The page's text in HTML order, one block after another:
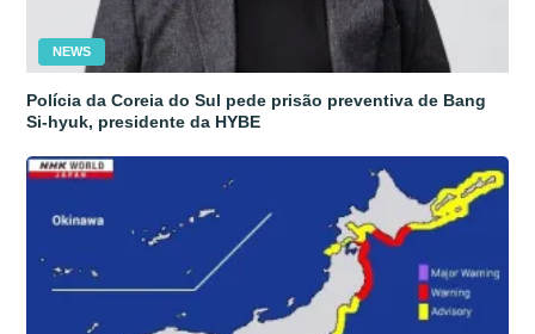
NEWS
Polícia da Coreia do Sul pede prisão preventiva de Bang
Si-hyuk, presidente da HYBE